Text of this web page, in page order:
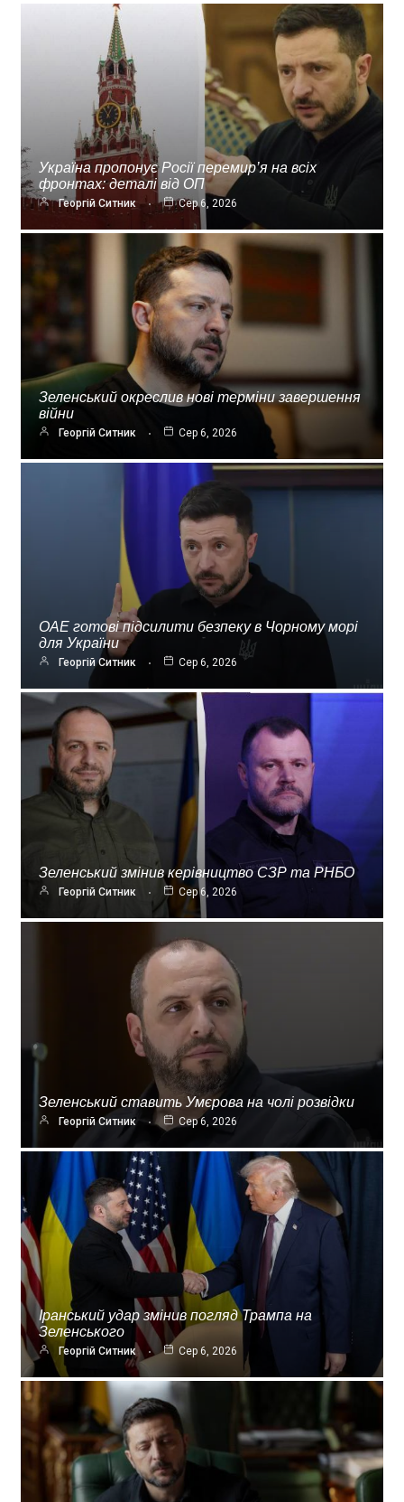
Україна пропонує Росії перемир’я на всіх
фронтах: деталі від ОП
Георгій Ситник Сер 6, 2026
Зеленський окреслив нові терміни завершення
війни
Георгій Ситник Сер 6, 2026
ОАЕ готові підсилити безпеку в Чорному морі
для України
Георгій Ситник Сер 6, 2026
Зеленський змінив керівництво СЗР та РНБО
Георгій Ситник Сер 6, 2026
Зеленський ставить Умєрова на чолі розвідки
Георгій Ситник Сер 6, 2026
Іранський удар змінив погляд Трампа на
Зеленського
Георгій Ситник Сер 6, 2026